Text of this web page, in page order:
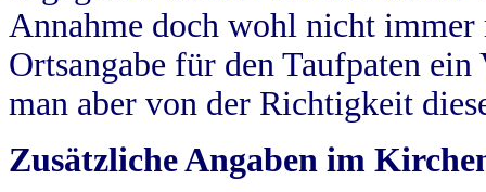
Annahme doch wohl nicht
Ortsangabe für den Taufpaten
man aber von der Richtigkeit
Zusätzliche Angaben im